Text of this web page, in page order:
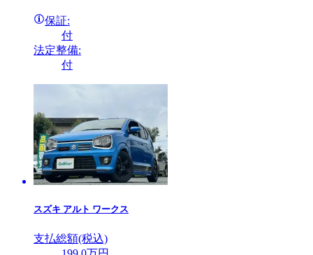
保証:
付
法定整備:
付
スズキ アルト ワークス
支払総額(税込)